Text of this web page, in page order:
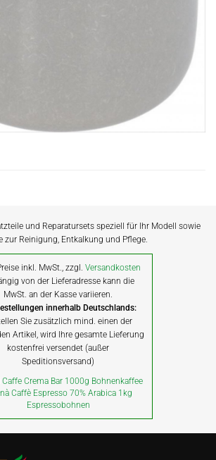
und Reparatursets speziell für Ihr Modell sowie
zur Reinigung, Entkalkung und Pflege.
inkl. MwSt., zzgl.Versandkosten
von der Lieferadresse kann die
MwSt. an der Kasse variieren.
innerhalb Deutschlands:
Sie zusätzlich mind. einen der
Artikel, wird Ihre gesamte Lieferung
kostenfrei versendet (außer
Speditionsversand)
Crema Bar 1000g Bohnenkaffee
Caffè Espresso 70% Arabica 1kg
Espressobohnen